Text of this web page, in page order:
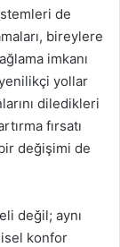
de
bireylere
imkanı
yollar
diledikleri
fırsatı
değişimi de
değil; aynı
konfor